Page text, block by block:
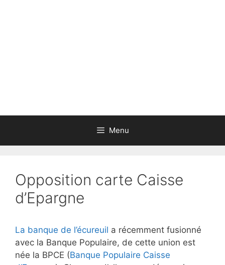
Menu
Opposition carte Caisse
d’Epargne
La banque de l’écureuil a récemment fusionné
avec la Banque Populaire, de cette union est
née la BPCE (Banque Populaire Caisse